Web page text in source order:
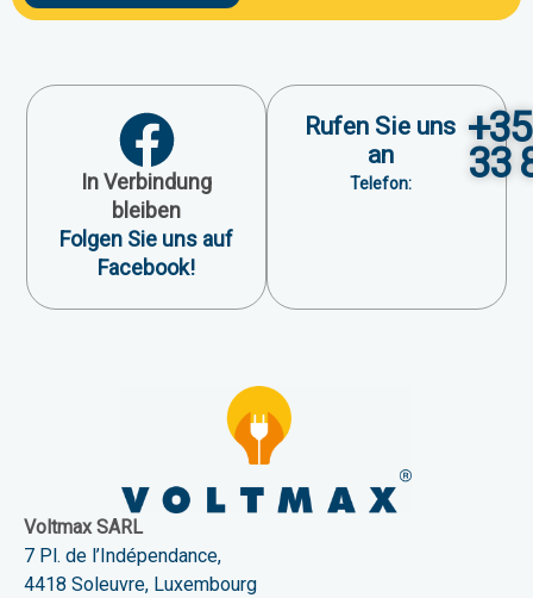
In Verbindung
bleiben
Folgen Sie uns auf
Facebook!
Rufen Sie uns
an
Telefon: 33
Voltmax SARL
7 Pl. de l’Indépendance,
4418 Soleuvre, Luxembourg